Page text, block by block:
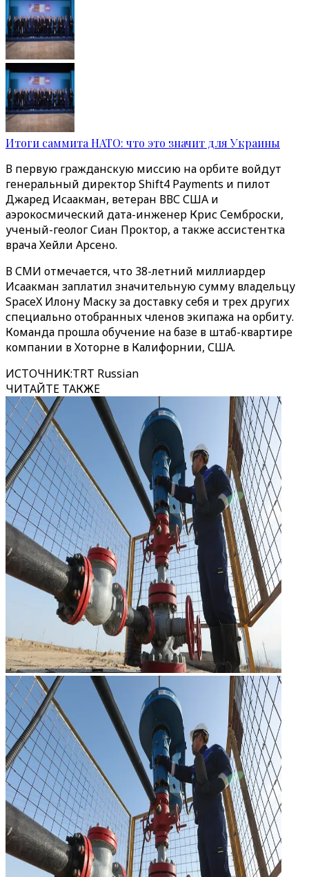
Итоги саммита НАТО: что это значит для Украины
В первую гражданскую миссию на орбите войдут
генеральный директор Shift4 Payments и пилот
Джаред Исаакман, ветеран ВВС США и
аэрокосмический дата-инженер Крис Семброски,
ученый-геолог Сиан Проктор, а также ассистентка
врача Хейли Арсено.
В СМИ отмечается, что 38-летний миллиардер
Исаакман заплатил значительную сумму владельцу
SpaceX Илону Маску за доставку себя и трех других
специально отобранных членов экипажа на орбиту.
Команда прошла обучение на базе в штаб-квартире
компании в Хоторне в Калифорнии, США.
ИСТОЧНИК:TRT Russian
ЧИТАЙТЕ ТАКЖЕ